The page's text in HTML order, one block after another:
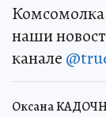
наши
канале
Оксана